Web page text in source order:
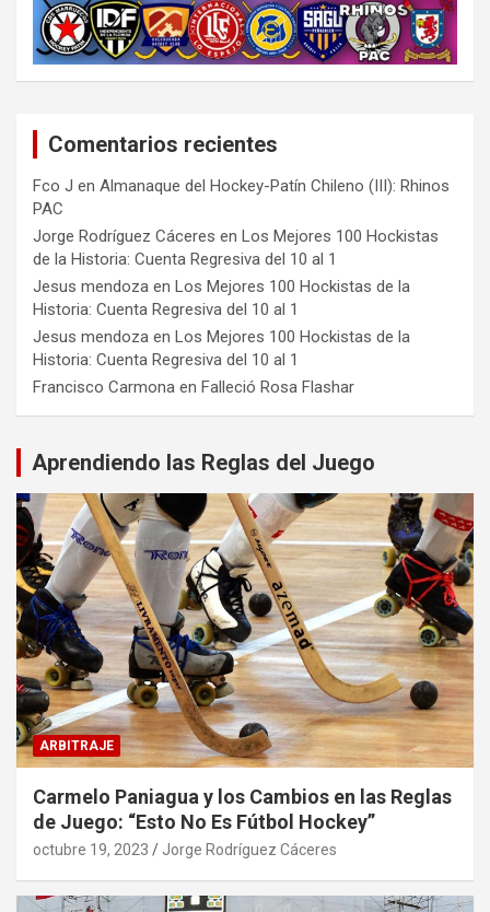
Comentarios recientes
Fco J en Almanaque del Hockey-Patín Chileno (III): Rhinos
PAC
Jorge Rodríguez Cáceres en Los Mejores 100 Hockistas
de la Historia: Cuenta Regresiva del 10 al 1
Jesus mendoza en Los Mejores 100 Hockistas de la
Historia: Cuenta Regresiva del 10 al 1
Jesus mendoza en Los Mejores 100 Hockistas de la
Historia: Cuenta Regresiva del 10 al 1
Francisco Carmona en Falleció Rosa Flashar
Aprendiendo las Reglas del Juego
ARBITRAJE
Carmelo Paniagua y los Cambios en las Reglas
de Juego: “Esto No Es Fútbol Hockey”
octubre 19, 2023 Jorge Rodríguez Cáceres